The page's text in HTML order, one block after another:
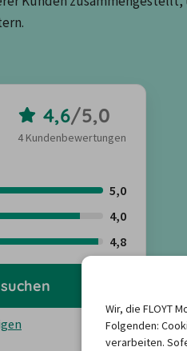
4,6/5,0
4 Kundenbewertungen
5,0
4,0
4,8
Wir, die FLOYT
Folgenden:
verarbeiten.